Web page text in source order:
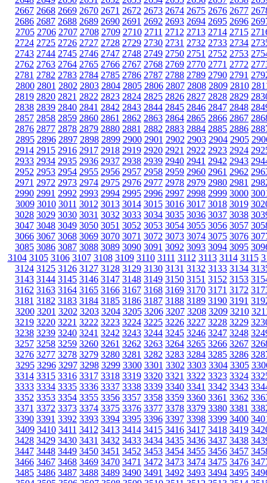
2667 2668 2669 2670 2671 2672 2673 2674 2675 2676 2677
2686 2687 2688 2689 2690 2691 2692 2693 2694 2695 2696
2705 2706 2707 2708 2709 2710 2711 2712 2713 2714 2715
2724 2725 2726 2727 2728 2729 2730 2731 2732 2733 2734
2743 2744 2745 2746 2747 2748 2749 2750 2751 2752 2753
2762 2763 2764 2765 2766 2767 2768 2769 2770 2771 2772
2781 2782 2783 2784 2785 2786 2787 2788 2789 2790 2791
2800 2801 2802 2803 2804 2805 2806 2807 2808 2809 2810
2819 2820 2821 2822 2823 2824 2825 2826 2827 2828 2829
2838 2839 2840 2841 2842 2843 2844 2845 2846 2847 2848
2857 2858 2859 2860 2861 2862 2863 2864 2865 2866 2867
2876 2877 2878 2879 2880 2881 2882 2883 2884 2885 2886
2895 2896 2897 2898 2899 2900 2901 2902 2903 2904 2905
2914 2915 2916 2917 2918 2919 2920 2921 2922 2923 2924
2933 2934 2935 2936 2937 2938 2939 2940 2941 2942 2943
2952 2953 2954 2955 2956 2957 2958 2959 2960 2961 2962
2971 2972 2973 2974 2975 2976 2977 2978 2979 2980 2981
2990 2991 2992 2993 2994 2995 2996 2997 2998 2999 3000
3009 3010 3011 3012 3013 3014 3015 3016 3017 3018 3019
3028 3029 3030 3031 3032 3033 3034 3035 3036 3037 3038
3047 3048 3049 3050 3051 3052 3053 3054 3055 3056 3057
3066 3067 3068 3069 3070 3071 3072 3073 3074 3075 3076
3085 3086 3087 3088 3089 3090 3091 3092 3093 3094 3095
3104 3105 3106 3107 3108 3109 3110 3111 3112 3113 3114 3115
3124 3125 3126 3127 3128 3129 3130 3131 3132 3133 3134
3143 3144 3145 3146 3147 3148 3149 3150 3151 3152 3153
3162 3163 3164 3165 3166 3167 3168 3169 3170 3171 3172
3181 3182 3183 3184 3185 3186 3187 3188 3189 3190 3191
3200 3201 3202 3203 3204 3205 3206 3207 3208 3209 3210
3219 3220 3221 3222 3223 3224 3225 3226 3227 3228 3229
3238 3239 3240 3241 3242 3243 3244 3245 3246 3247 3248
3257 3258 3259 3260 3261 3262 3263 3264 3265 3266 3267
3276 3277 3278 3279 3280 3281 3282 3283 3284 3285 3286
3295 3296 3297 3298 3299 3300 3301 3302 3303 3304 3305
3314 3315 3316 3317 3318 3319 3320 3321 3322 3323 3324
3333 3334 3335 3336 3337 3338 3339 3340 3341 3342 3343
3352 3353 3354 3355 3356 3357 3358 3359 3360 3361 3362
3371 3372 3373 3374 3375 3376 3377 3378 3379 3380 3381
3390 3391 3392 3393 3394 3395 3396 3397 3398 3399 3400
3409 3410 3411 3412 3413 3414 3415 3416 3417 3418 3419
3428 3429 3430 3431 3432 3433 3434 3435 3436 3437 3438
3447 3448 3449 3450 3451 3452 3453 3454 3455 3456 3457
3466 3467 3468 3469 3470 3471 3472 3473 3474 3475 3476
3485 3486 3487 3488 3489 3490 3491 3492 3493 3494 3495